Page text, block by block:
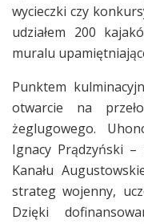
wycieczki czy
udziałem 200
muralu
Punktem
otwarcie na
żeglugowego.
Ignacy Prądzyński
Kanału
strateg wojenny,
Dzięki